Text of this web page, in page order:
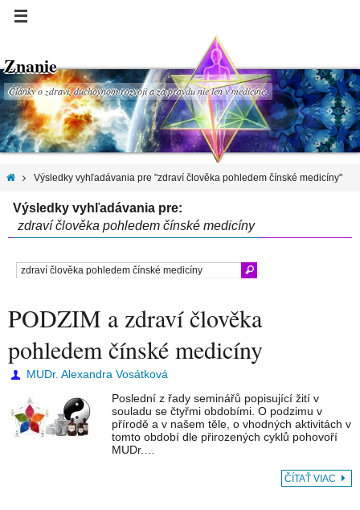
Znanie
Články o zdraví, duchovnom rozvoji a za pravdu nie len v medicíne.
Výsledky vyhľadávania pre "zdraví člověka pohledem čínské medicíny"
Výsledky vyhľadávania pre:
zdraví člověka pohledem čínské medicíny
PODZIM a zdraví člověka
pohledem čínské medicíny
MUDr. Alexandra Vosátková
Poslední z řady seminářů popisující žití v
souladu se čtyřmi obdobími. O podzimu v
přírodě a v našem těle, o vhodných aktivitách v
tomto období dle přirozených cyklů pohovoří
MUDr.…
ČÍTAŤ VIAC